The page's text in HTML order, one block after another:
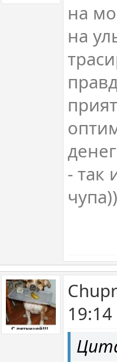
на
на
- так
чупа))